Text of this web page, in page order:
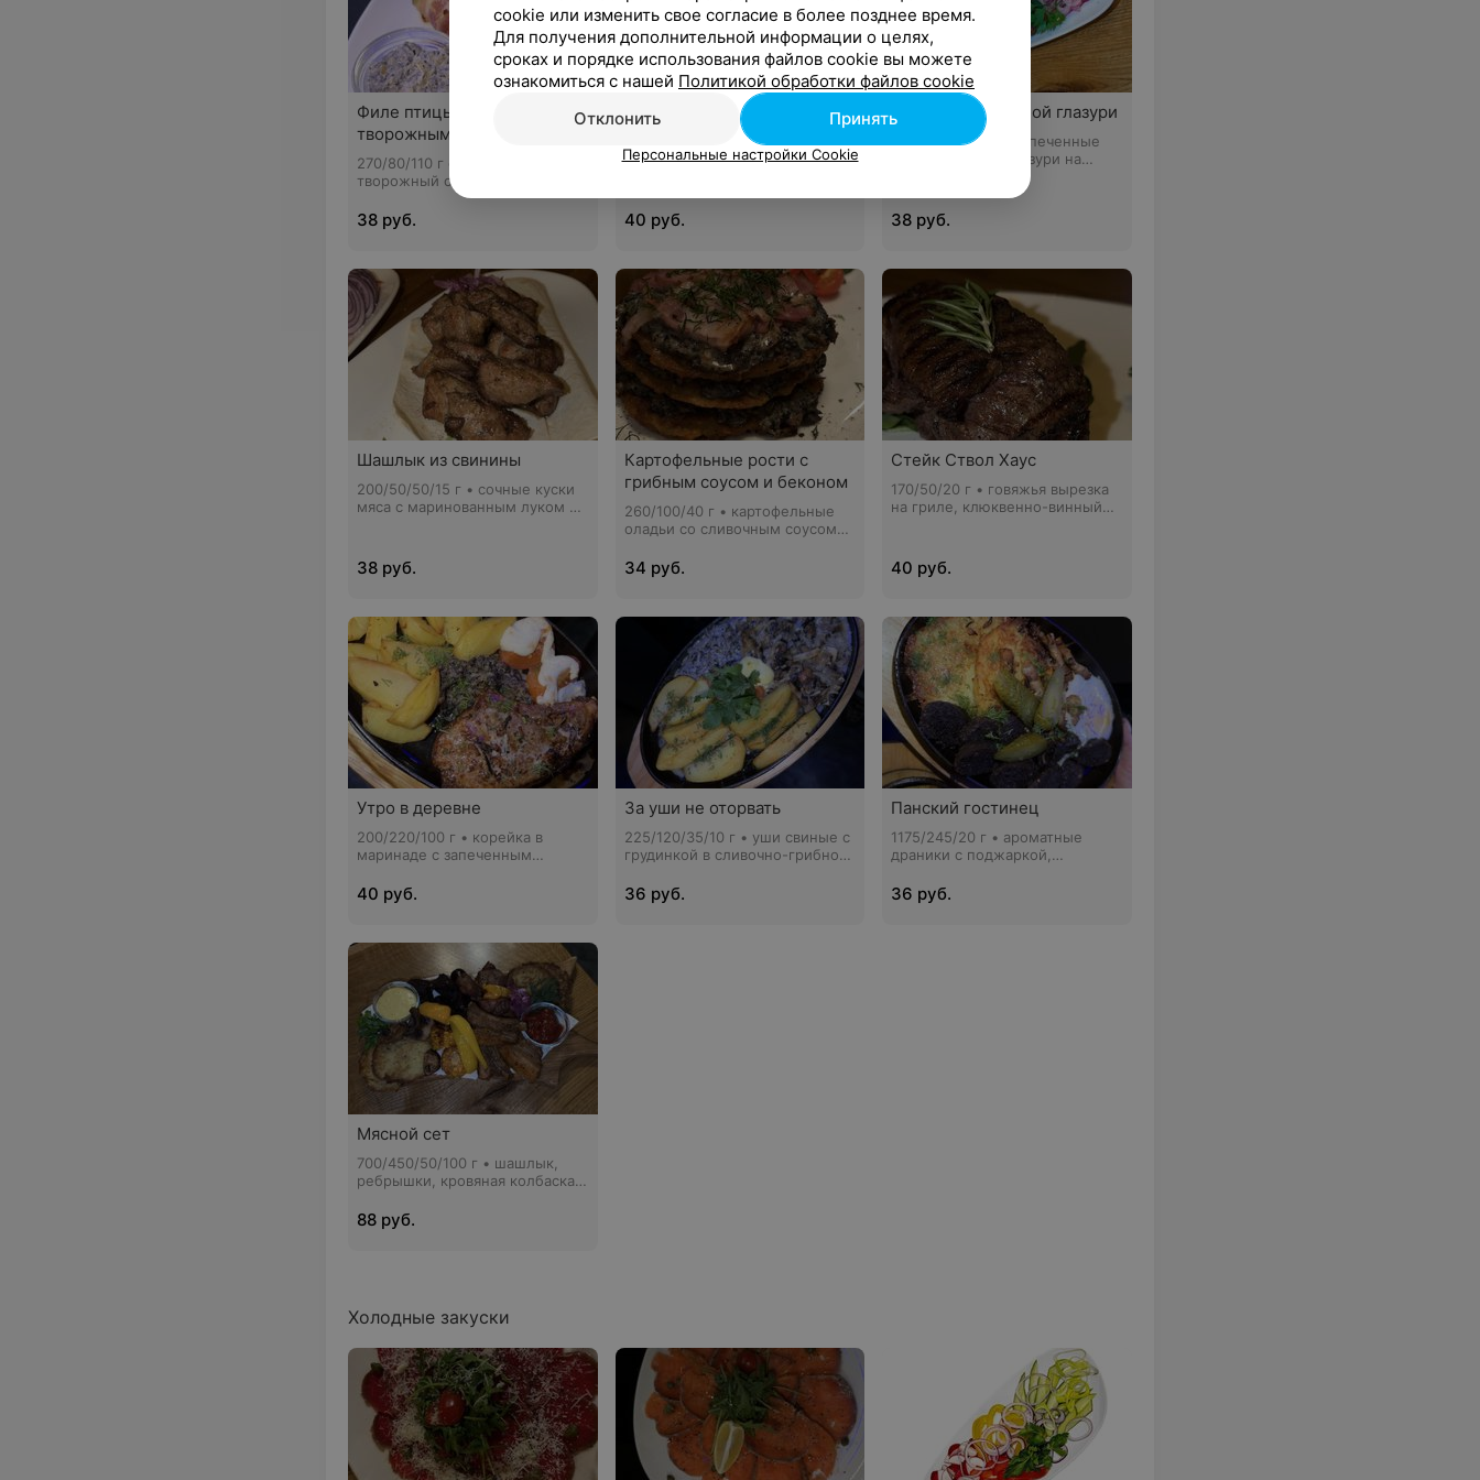
Филе птицы в беконе с
творожным сыром
270/80/110 г филе цыпленка,
творожный сыр шпинат, перец
сладкий, бекон, черри;
картофельные крокеты
38 руб.
Семга-гриль со сливочно-
икорным соусом
150/50/30 г • обжаренное филе
икорным соусом и лимоном
40 руб.
Ребрышки в пряной глазури
300/50/50/20 г • запеченные
ребра в пряной глазури на
лаваше с зеленью и
маринованным луком
38 руб.
Шашлык из свинины
200/50/50/15 г • сочные куски
мяса с маринованным луком и
38 руб.
Картофельные рости с
грибным соусом и беконом
260/100/40 г • картофельные
оладьи со сливочным соусом
34 руб.
Стейк Ствол Хаус
170/50/20 г • говяжья вырезка
на гриле, клюквенно-винный
40 руб.
Утро в деревне
200/220/100 г • корейка в
маринаде с запеченным
грибным соусом и томатом
40 руб.
За уши не оторвать
225/120/35/10 г • уши свиные с
грудинкой в сливочно-грибном
картофелем и томатом
36 руб.
Панский гостинец
1175/245/20 г • ароматные
драники с поджаркой,
огурчиком
36 руб.
Мясной сет
700/450/50/100 г • шашлык,
ребрышки, кровяная колбаска,
маринованный лук, соус
фирменный и кавказский
88 руб.
Холодные закуски
cookie или изменить свое согласие в более позднее время.
Для получения дополнительной информации о целях,
сроках и порядке использования файлов cookie вы можете
ознакомиться с нашей Политикой обработки файлов cookie
Отклонить
Принять
Персональные настройки Cookie